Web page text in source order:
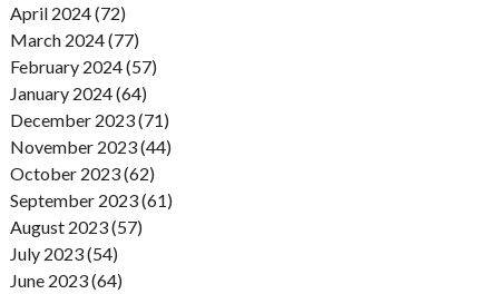
April 2024 (72)
March 2024 (77)
February 2024 (57)
January 2024 (64)
December 2023 (71)
November 2023 (44)
October 2023 (62)
September 2023 (61)
August 2023 (57)
July 2023 (54)
June 2023 (64)